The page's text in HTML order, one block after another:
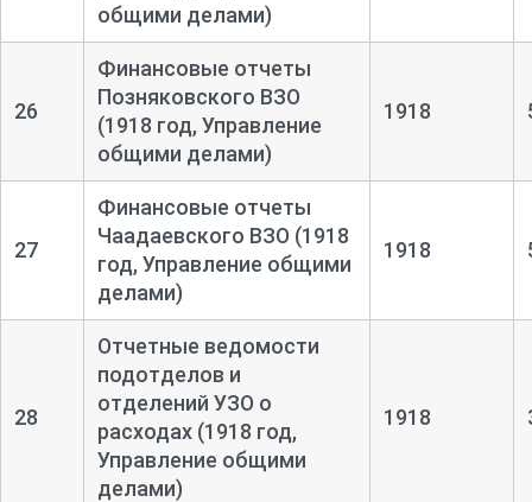
общими делами)
26
Финансовые отчеты
Позняковского ВЗО
(1918 год, Управление
общими делами)
1918
27
Финансовые отчеты
Чаадаевского ВЗО (1918
год, Управление общими
делами)
1918
28
Отчетные ведомости
подотделов и
отделений УЗО о
расходах (1918 год,
Управление общими
делами)
1918